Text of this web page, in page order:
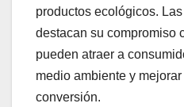
productos ecológicos.
destacan su compromiso
pueden atraer a
medio ambiente y
conversión.